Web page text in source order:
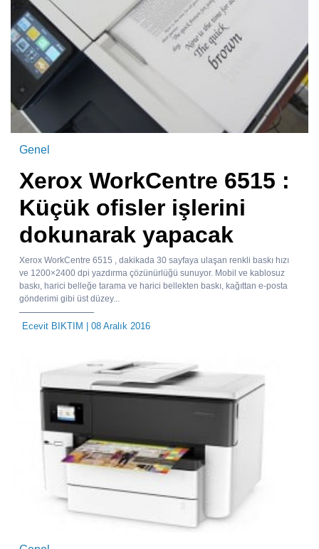
Genel
Xerox WorkCentre 6515 :
Küçük ofisler işlerini
dokunarak yapacak
Xerox WorkCentre 6515 , dakikada 30 sayfaya ulaşan renkli baskı hızı
ve 1200×2400 dpi yazdırma çözünürlüğü sunuyor. Mobil ve kablosuz
baskı, harici belleğe tarama ve harici bellekten baskı, kağıttan e-posta
gönderimi gibi üst düzey...
Ecevit BIKTIM | 08 Aralık 2016